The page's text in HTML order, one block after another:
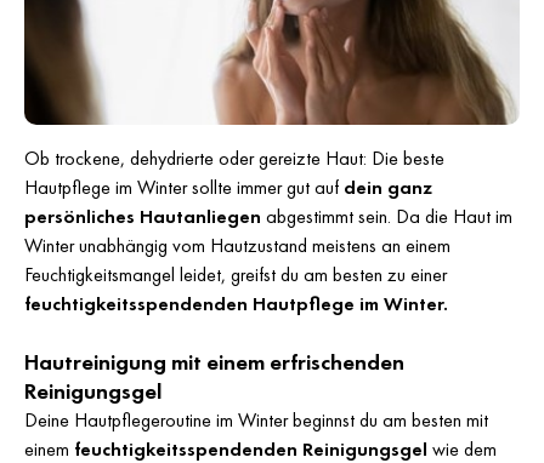
Ob trockene, dehydrierte oder gereizte Haut: Die beste
Hautpflege im Winter sollte immer gut auf dein ganz
persönliches Hautanliegen abgestimmt sein. Da die Haut im
Winter unabhängig vom Hautzustand meistens an einem
Feuchtigkeitsmangel leidet, greifst du am besten zu einer
feuchtigkeitsspendenden Hautpflege im Winter.
Hautreinigung mit einem erfrischenden
Reinigungsgel
Deine Hautpflegeroutine im Winter beginnst du am besten mit
einem feuchtigkeitsspendenden Reinigungsgel wie dem